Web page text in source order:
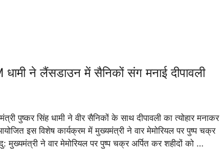
ने लैंसडाउन में सैनिकों संग मनाई दीपावली
सिंह धामी ने वीर सैनिकों के साथ दीपावली का त्योहार मनाकर
इस विशेष कार्यक्रम में मुख्यमंत्री ने वार मेमोरियल पर पुष्प चक्र
मुख्यमंत्री ने वार मेमोरियल पर पुष्प चक्र अर्पित कर शहीदों को …